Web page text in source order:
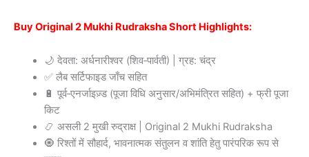
Buy Original 2 Mukhi Rudraksha Short Highlights:
🌙 देवता: अर्धनारीश्वर (शिव‑पार्वती) | ग्रह: चंद्र
✅ लैब सर्टिफाइड जाँच सहित
🔋 पूर्व‑एनर्जाइज़्ड (पूजा विधि अनुसार/अभिमंत्रित सहित) + फ्री पूजा
किट
📿 असली 2 मुखी रुद्राक्ष | Original 2 Mukhi Rudraksha
🧿 रिश्तों में सौहार्द, भावनात्मक संतुलन व शांति हेतु पारंपरिक रूप से